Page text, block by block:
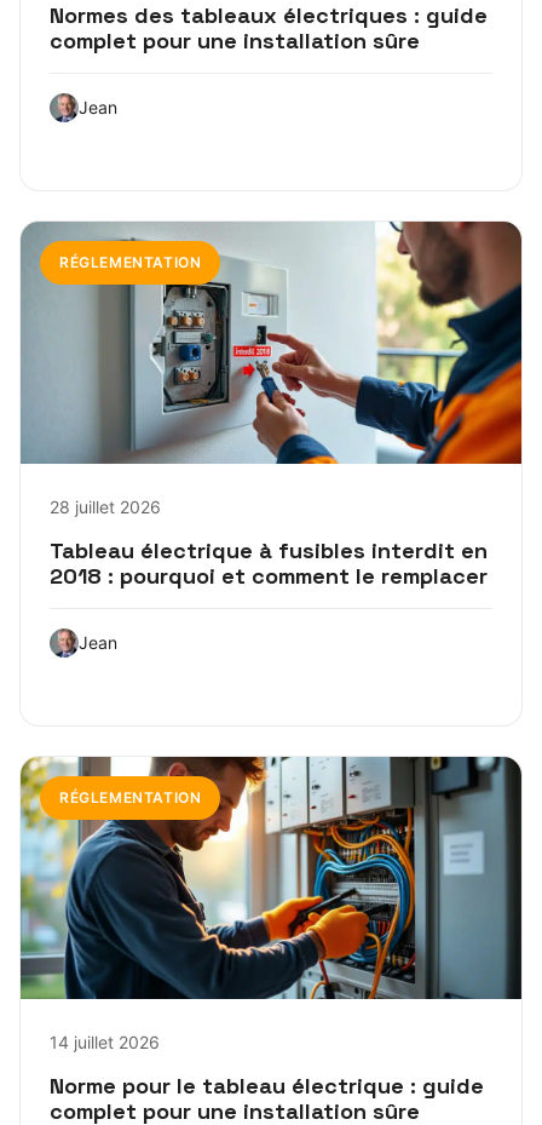
Normes des tableaux électriques : guide
complet pour une installation sûre
Jean
RÉGLEMENTATION
28 juillet 2026
Tableau électrique à fusibles interdit en
2018 : pourquoi et comment le remplacer
Jean
RÉGLEMENTATION
14 juillet 2026
Norme pour le tableau électrique : guide
complet pour une installation sûre